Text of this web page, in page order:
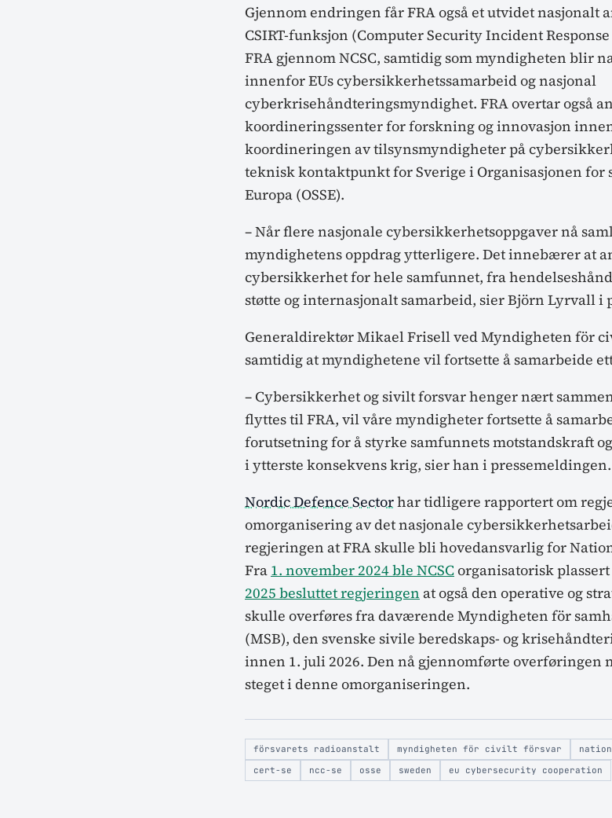
Gjennom endringen får FRA også et utvidet nasjonalt
CSIRT-funksjon (Computer Security Incident Response
FRA gjennom NCSC, samtidig som myndigheten blir
innenfor EUs cybersikkerhetssamarbeid og nasjonal
cyberkrisehåndteringsmyndighet. FRA overtar også
koordineringssenter for forskning og innovasjon
koordineringen av tilsynsmyndigheter på
teknisk kontaktpunkt for Sverige i Organisasjonen for
Europa (OSSE).
– Når flere nasjonale cybersikkerhetsoppgaver nå
myndighetens oppdrag ytterligere. Det innebærer at
cybersikkerhet for hele samfunnet, fra
støtte og internasjonalt samarbeid, sier Björn Lyrvall i
Generaldirektør Mikael Frisell ved Myndigheten för
samtidig at myndighetene vil fortsette å samarbeide
– Cybersikkerhet og sivilt forsvar henger nært
flyttes til FRA, vil våre myndigheter fortsette å
forutsetning for å styrke samfunnets motstandskraft
i ytterste konsekvens krig, sier han i pressemeldingen.
Nordic Defence Sectorhar tidligere rapportert om
omorganisering av det nasjonale
regjeringen at FRA skulle bli hovedansvarlig for
Fra 1. november 2024 ble NCSCorganisatorisk
2025 besluttet regjeringen at også den operative og
skulle overføres fra daværende Myndigheten för
(MSB), den svenske sivile beredskaps- og
innen 1. juli 2026. Den nå gjennomførte overføringen
steget i denne omorganiseringen.
försvarets radioanstalt myndigheten för civilt försvar
cert-se
ncc-se osse sweden eu cybersecurity cooperation